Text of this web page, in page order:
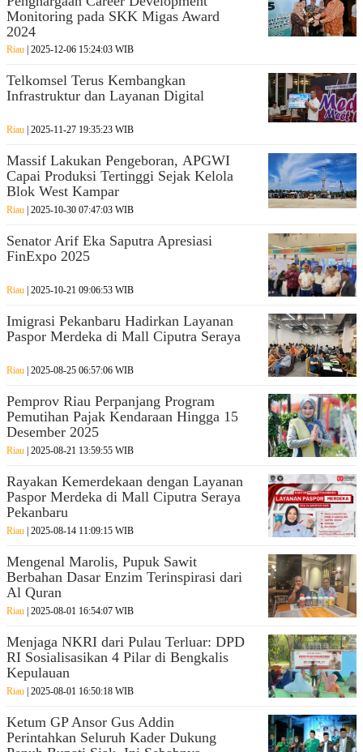
Monitoring pada SKK Migas Award
2024
Riau | 2025-12-06 15:24:03 WIB
Telkomsel Terus Kembangkan
Infrastruktur dan Layanan Digital
Riau | 2025-11-27 19:35:23 WIB
Massif Lakukan Pengeboran, APGWI
Capai Produksi Tertinggi Sejak Kelola
Blok West Kampar
Riau | 2025-10-30 07:47:03 WIB
Senator Arif Eka Saputra Apresiasi
FinExpo 2025
Riau | 2025-10-21 09:06:53 WIB
Imigrasi Pekanbaru Hadirkan Layanan
Paspor Merdeka di Mall Ciputra Seraya
Riau | 2025-08-25 06:57:06 WIB
Pemprov Riau Perpanjang Program
Pemutihan Pajak Kendaraan Hingga 15
Desember 2025
Riau | 2025-08-21 13:59:55 WIB
Rayakan Kemerdekaan dengan Layanan
Paspor Merdeka di Mall Ciputra Seraya
Pekanbaru
Riau | 2025-08-14 11:09:15 WIB
Mengenal Marolis, Pupuk Sawit
Berbahan Dasar Enzim Terinspirasi dari
Al Quran
Riau | 2025-08-01 16:54:07 WIB
Menjaga NKRI dari Pulau Terluar: DPD
RI Sosialisasikan 4 Pilar di Bengkalis
Kepulauan
Riau | 2025-08-01 16:50:18 WIB
Ketum GP Ansor Gus Addin
Perintahkan Seluruh Kader Dukung